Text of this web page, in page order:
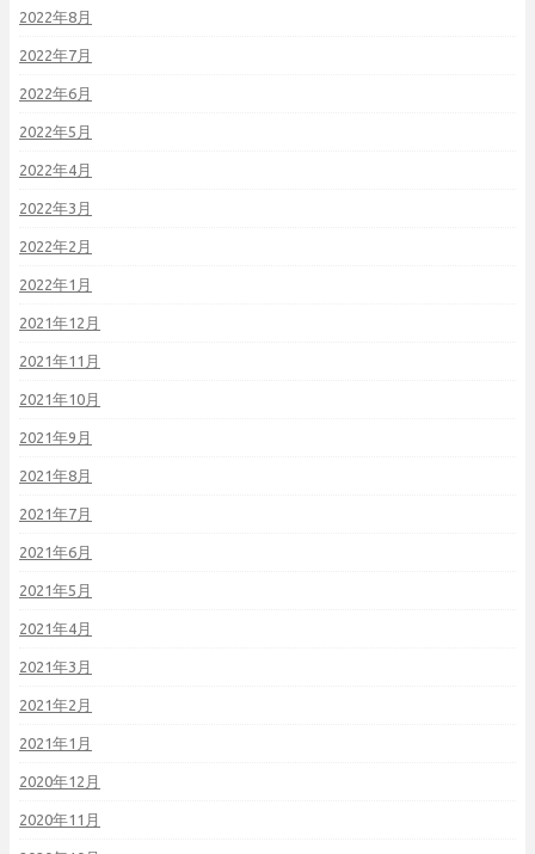
2022年8月
2022年7月
2022年6月
2022年5月
2022年4月
2022年3月
2022年2月
2022年1月
2021年12月
2021年11月
2021年10月
2021年9月
2021年8月
2021年7月
2021年6月
2021年5月
2021年4月
2021年3月
2021年2月
2021年1月
2020年12月
2020年11月